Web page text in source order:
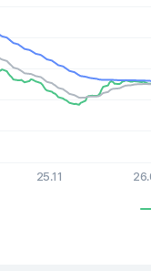
axis displaying
axis displaying values.
25.11